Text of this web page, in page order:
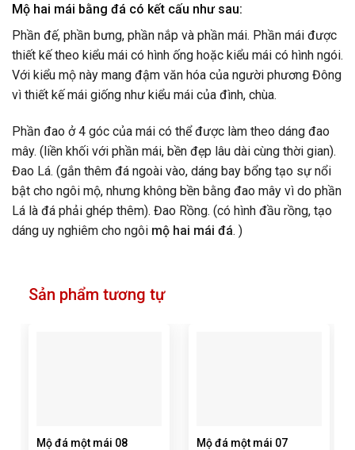
Mộ hai mái bằng đá có kết cấu như sau:
Phần đế, phần bưng, phần nắp và phần mái. Phần mái được
thiết kế theo kiểu mái có hình ống hoặc kiểu mái có hình ngói.
Với kiểu mộ này mang đậm văn hóa của người phương Đông
vì thiết kế mái giống như kiểu mái của đình, chùa.
Phần đao ở 4 góc của mái có thể được làm theo dáng đao
mây. (liền khối với phần mái, bền đẹp lâu dài cùng thời gian).
Đao Lá. (gắn thêm đá ngoài vào, dáng bay bổng tạo sự nổi
bật cho ngôi mộ, nhưng không bền bằng đao mây vì do phần
Lá là đá phải ghép thêm). Đao Rồng. (có hình đầu rồng, tạo
dáng uy nghiêm cho ngôi mộ hai mái đá. )
Sản phẩm tương tự
Mộ đá một mái 08 Mộ đá một mái 07